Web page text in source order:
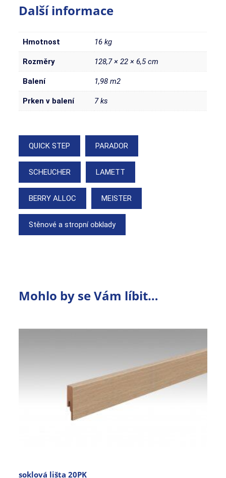
Další informace
Hmotnost 16 kg
Rozměry 128,7 × 22 × 6,5 cm
Balení 1,98 m2
Prken v balení 7 ks
QUICK STEP PARADOR
SCHEUCHER LAMETT
BERRY ALLOC MEISTER
Stěnové a stropní obklady
Mohlo by se Vám líbit…
soklová lišta 20PK